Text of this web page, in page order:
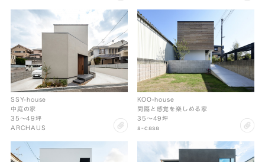
SSY-house
中庭の家
35〜49坪
ARCHAUS
KOO-house
間隔と感覚を楽しめる家
35〜49坪
a-casa